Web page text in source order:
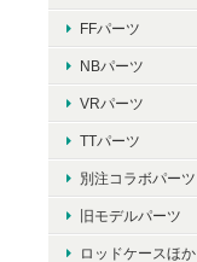
FFパーツ
NBパーツ
VRパーツ
TTパーツ
別注コラボパーツ
旧モデルパーツ
ロッドケースほか